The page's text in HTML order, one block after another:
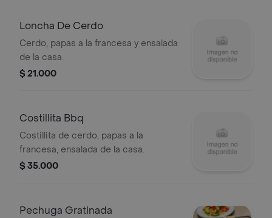
Loncha De Cerdo
Cerdo, papas a la francesa y ensalada
de la casa.
$ 21.000
Costillita Bbq
Costillita de cerdo, papas a la
francesa, ensalada de la casa.
$ 35.000
Pechuga Gratinada